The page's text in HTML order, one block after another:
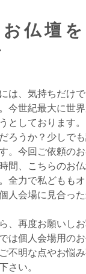
仏壇
は、気持ちだけ
今世紀最大に世
としております
ろうか？少しで
。今回ご依頼の
間、こちらのお
全力で私どもも
人会場に見合っ
、再度お願いし
は個人会場用の
不明な点やお悩
さい。